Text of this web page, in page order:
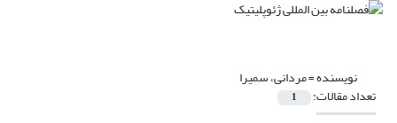
نویسنده =مردانی، سمیرا
تعداد مقالات: 1